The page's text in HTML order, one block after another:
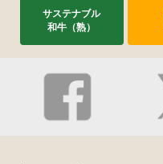
おいしさだったとお
皆様もぜひ一度♪
出産の内
サステナブル
和牛（熟）